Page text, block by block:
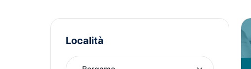
Località